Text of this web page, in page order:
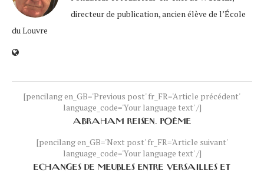
directeur de publication, ancien élève de l’École
du Louvre
[pencilang en_GB='Previous post' fr_FR='Article précédent'
language_code='Your language text' /]
ABRAHAM REISEN. POÈME
[pencilang en_GB='Next post' fr_FR='Article suivant'
language_code='Your language text' /]
ECHANGES DE MEUBLES ENTRE VERSAILLES ET